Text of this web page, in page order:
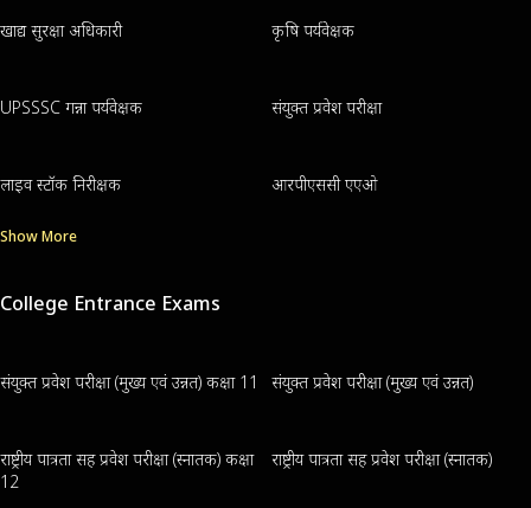
खाद्य सुरक्षा अधिकारी कृषि पर्यवेक्षक
UPSSSC गन्ना पर्यवेक्षक संयुक्त प्रवेश परीक्षा
लाइव स्टॉक निरीक्षक आरपीएससी एएओ
Show More
College Entrance Exams
संयुक्त प्रवेश परीक्षा (मुख्य एवं उन्नत) कक्षा 11 संयुक्त प्रवेश परीक्षा (मुख्य एवं उन्नत)
राष्ट्रीय पात्रता सह प्रवेश परीक्षा (स्नातक) कक्षा
12
राष्ट्रीय पात्रता सह प्रवेश परीक्षा (स्नातक)